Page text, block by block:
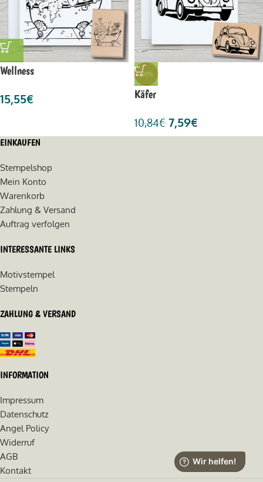
Wellness
15,55€
-30%
Käfer
10,84€ 7,59€
EINKAUFEN
Stempelshop
Mein Konto
Warenkorb
Zahlung & Versand
Auftrag verfolgen
INTERESSANTE LINKS
Motivstempel
Stempeln
ZAHLUNG & VERSAND
INFORMATION
Impressum
Datenschutz
Angel Policy
Widerruf
AGB
Kontakt